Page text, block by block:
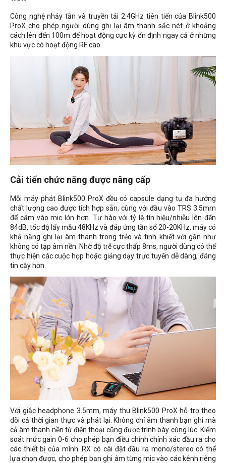
Công nghệ nhảy tần và truyền tải 2.4GHz tiên tiến của Blink500
ProX cho phép người dùng ghi lại âm thanh sắc nét ở khoảng
cách lên đến 100m để hoạt động cực kỳ ổn định ngay cả ở những
khu vực có hoạt động RF cao.
Cải tiến chức năng được nâng cấp
Mỗi máy phát Blink500 ProX đều có capsule dạng tụ đa hướng
chất lượng cao được tích hợp sẵn, cùng với đầu vào TRS 3.5mm
để cắm vào mic lớn hơn. Tự hào với tỷ lệ tín hiệu/nhiễu lên đến
84dB, tốc độ lấy mẫu 48KHz và đáp ứng tần số 20-20KHz, máy có
khả năng ghi lại âm thanh trong trẻo và tinh khiết với gần như
không có tạp âm nền. Nhờ độ trễ cực thấp 8ms, người dùng có thể
thực hiện các cuộc họp hoặc giảng dạy trực tuyến dễ dàng, đáng
tin cậy hơn.
Với giắc headphone 3.5mm, máy thu Blink500 ProX hỗ trợ theo
dõi cả thời gian thực và phát lại. Không chỉ âm thanh bạn ghi mà
cả âm thanh nền từ điện thoại cũng được trình bày cùng lúc. Kiểm
soát mức gain 0-6 cho phép bạn điều chỉnh chính xác đầu ra cho
các thiết bị của mình. RX có cài đặt đầu ra mono/stereo có thể
lựa chọn được, cho phép bạn ghi âm từng mic vào các kênh riêng